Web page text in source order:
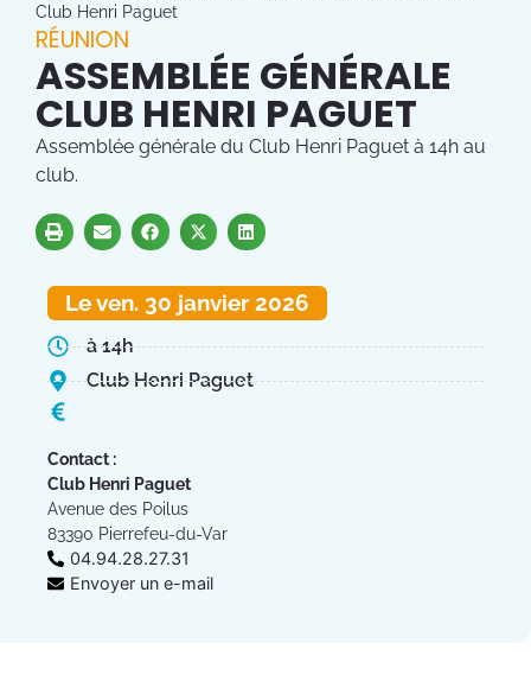
Club Henri Paguet
RÉUNION
ASSEMBLÉE GÉNÉRALE
CLUB HENRI PAGUET
Assemblée générale du Club Henri Paguet à 14h au
club.
Le ven. 30 janvier 2026
à 14h
Club Henri Paguet
Contact :
Club Henri Paguet
Avenue des Poilus
83390 Pierrefeu-du-Var
04.94.28.27.31
Envoyer un e-mail